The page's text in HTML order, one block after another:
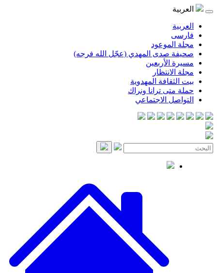
المهدي (عجّل الله فرجه)
المهدوية
ترانا ونراك
الاجتماعي